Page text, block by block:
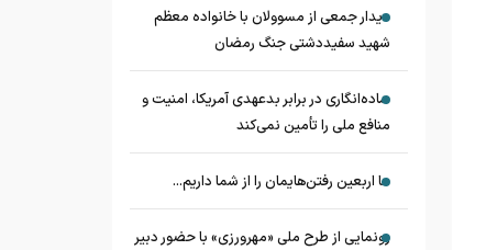
دیدار جمعی از مسوولان با خانواده معظم
شهید سفیددشتی جنگ رمضان
ساده‌انگاری در برابر بدعهدی آمریکا، امنیت و
منافع ملی را تأمین نمی‌کند
ما اربعین رفتن‌هایمان را از شما داریم...
رونمایی از طرح ملی «مهرورزی» با حضور دبیر